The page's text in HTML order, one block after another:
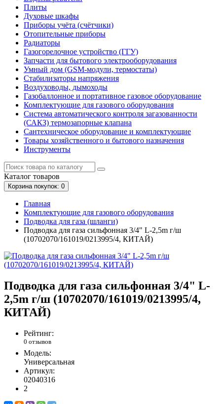
Плиты
Духовые шкафы
Приборы учёта (счётчики)
Отопительные приборы
Радиаторы
Газогорелочное устройство (ГГУ)
Запчасти для бытового электрооборудования
Умный дом (GSM-модули, термостаты)
Cтабилизаторы напряжения
Воздуховоды, дымоходы
Газобаллонное и портативное газовое оборудование
Комплектующие для газового оборудования
Система автоматического контроля загазованности
(САКЗ) термозапорные клапана
Сантехническое оборудование и комплектующие
Товары хозяйственного и бытового назначения
Инструменты
Каталог товаров
Корзинапокупок: 0
Главная
Комплектующие для газового оборудования
Подводка для газа (шланги)
Подводка для газа сильфонная 3/4" L-2,5m г/ш
(10702070/161019/0213995/4, КИТАЙ)
Подводка для газа сильфонная 3/4" L-
2,5m г/ш (10702070/161019/0213995/4,
КИТАЙ)
Рейтинг:
0 отзывов
Модель:
Универсальная
Артикул:
02040316
2